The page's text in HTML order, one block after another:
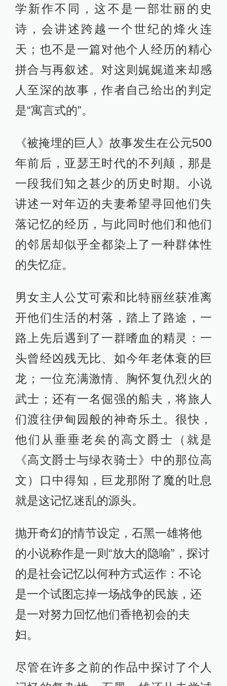
学新作不同，这不是一部壮丽的史
诗，会讲述跨越一个世纪的烽火连
天；也不是一篇对他个人经历的精心
拼合与再叙述。对这则娓娓道来却感
人至深的故事，作者自己给出的判定
是“寓言式的”。
《被掩埋的巨人》故事发生在公元500
年前后，亚瑟王时代的不列颠，那是
一段我们知之甚少的历史时期。小说
讲述一对年迈的夫妻希望寻回他们失
落记忆的经历，与此同时他们和他们
的邻居却似乎全都染上了一种群体性
的失忆症。
男女主人公艾可索和比特丽丝获准离
开他们生活的村落，踏上了路途，一
路上先后遇到了一群嗜血的精灵：一
头曾经凶残无比、如今年老体衰的巨
龙；一位充满激情、胸怀复仇烈火的
武士；还有一名倔强的船夫，将旅人
们渡往伊甸园般的神奇乐土。很快，
他们从垂垂老矣的高文爵士（就是
《高文爵士与绿衣骑士》中的那位高
文）口中得知，巨龙那附了魔的吐息
就是这记忆迷乱的源头。
抛开奇幻的情节设定，石黑一雄将他
的小说称作是一则“放大的隐喻”，探讨
的是社会记忆以何种方式运作：不论
是一个试图忘掉一场战争的民族，还
是一对努力回忆他们香艳初会的夫
妇。
尽管在许多之前的作品中探讨了个人